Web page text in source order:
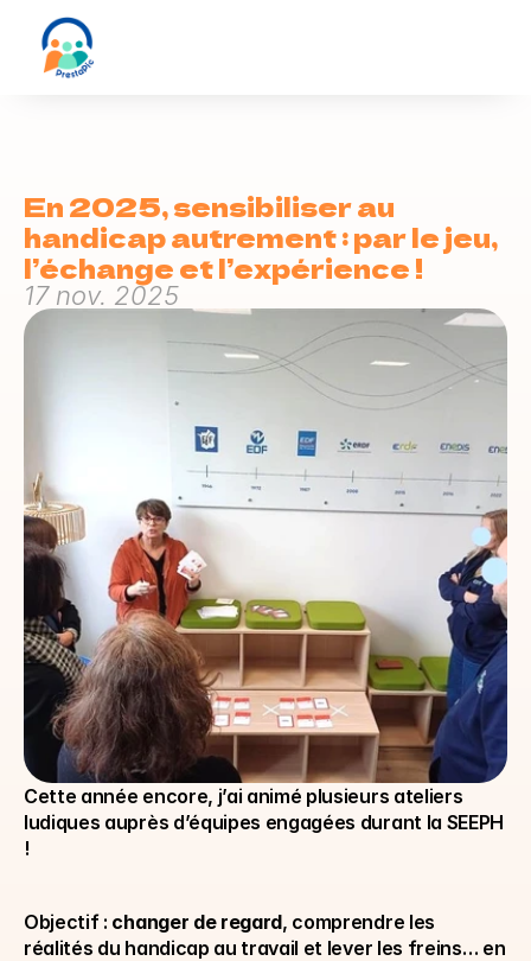
En 2025, sensibiliser au
handicap autrement : par le jeu,
l’échange et l’expérience !
17 nov. 2025
Cette année encore, j’ai animé plusieurs ateliers
ludiques auprès d’équipes engagées durant la SEEPH
!
Objectif : changer de regard, comprendre les
réalités du handicap au travail et lever les freins… en